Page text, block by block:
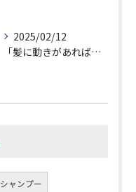
2025/02/12
「髪に動きがあれば印象は変わる！」
シャンプー